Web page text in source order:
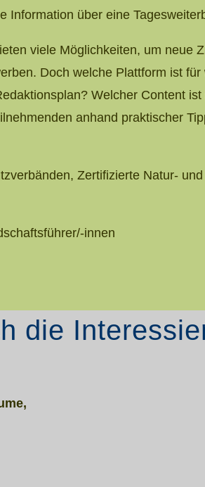
Information über eine
viele Möglichkeiten, um neue
Doch welche Plattform ist
Welcher Content
anhand praktischer
Zertifizierte Natur-
innen
die